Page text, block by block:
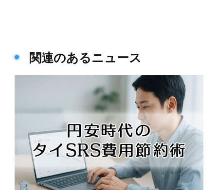
関連のあるニュース